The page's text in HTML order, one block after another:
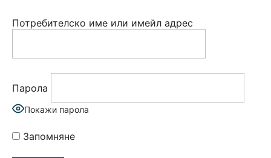
Потребителско име или имейл адрес
Парола
Покажи парола
Запомняне